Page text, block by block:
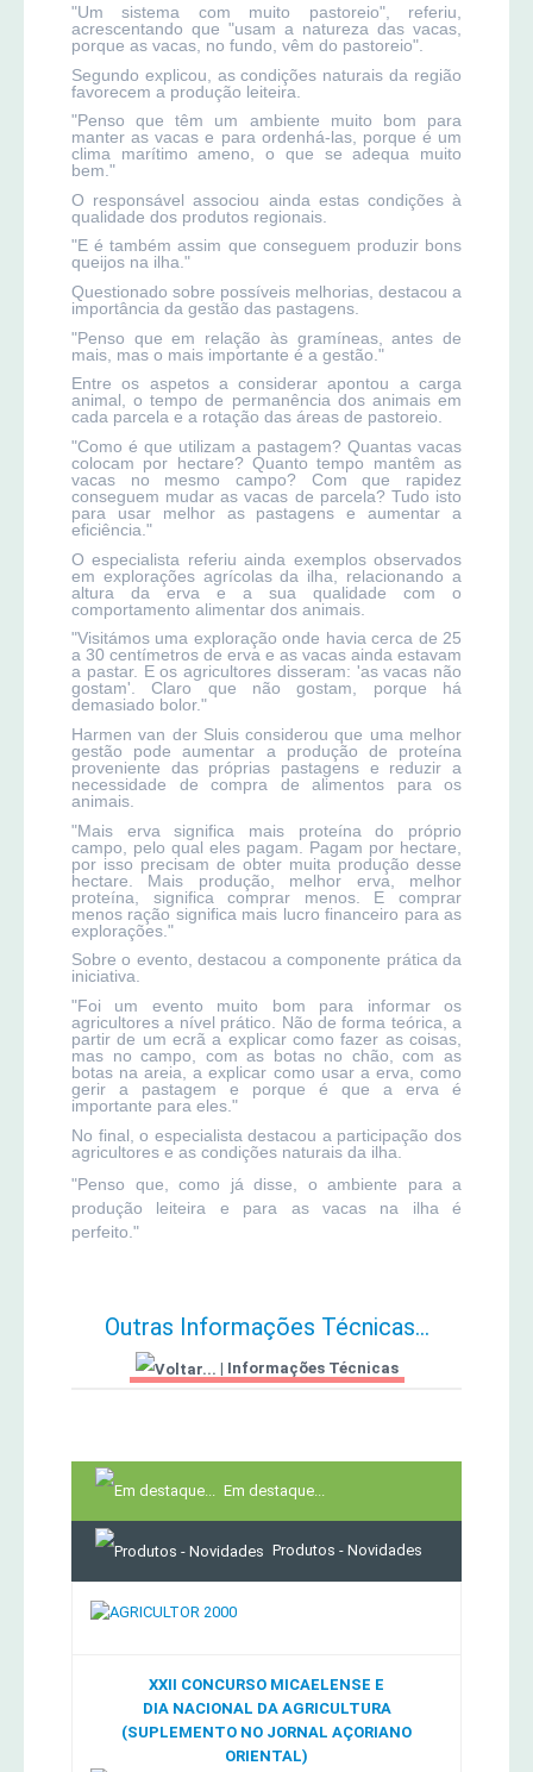
"Um sistema com muito pastoreio", referiu,
acrescentando que "usam a natureza das vacas,
porque as vacas, no fundo, vêm do pastoreio".
Segundo explicou, as condições naturais da região
favorecem a produção leiteira.
"Penso que têm um ambiente muito bom para
manter as vacas e para ordenhá-las, porque é um
clima marítimo ameno, o que se adequa muito
bem."
O responsável associou ainda estas condições à
qualidade dos produtos regionais.
"E é também assim que conseguem produzir bons
queijos na ilha."
Questionado sobre possíveis melhorias, destacou a
importância da gestão das pastagens.
"Penso que em relação às gramíneas, antes de
mais, mas o mais importante é a gestão."
Entre os aspetos a considerar apontou a carga
animal, o tempo de permanência dos animais em
cada parcela e a rotação das áreas de pastoreio.
"Como é que utilizam a pastagem? Quantas vacas
colocam por hectare? Quanto tempo mantêm as
vacas no mesmo campo? Com que rapidez
conseguem mudar as vacas de parcela? Tudo isto
para usar melhor as pastagens e aumentar a
eficiência."
O especialista referiu ainda exemplos observados
em explorações agrícolas da ilha, relacionando a
altura da erva e a sua qualidade com o
comportamento alimentar dos animais.
"Visitámos uma exploração onde havia cerca de 25
a 30 centímetros de erva e as vacas ainda estavam
a pastar. E os agricultores disseram: 'as vacas não
gostam'. Claro que não gostam, porque há
demasiado bolor."
Harmen van der Sluis considerou que uma melhor
gestão pode aumentar a produção de proteína
proveniente das próprias pastagens e reduzir a
necessidade de compra de alimentos para os
animais.
"Mais erva significa mais proteína do próprio
campo, pelo qual eles pagam. Pagam por hectare,
por isso precisam de obter muita produção desse
hectare. Mais produção, melhor erva, melhor
proteína, significa comprar menos. E comprar
menos ração significa mais lucro financeiro para as
explorações."
Sobre o evento, destacou a componente prática da
iniciativa.
"Foi um evento muito bom para informar os
agricultores a nível prático. Não de forma teórica, a
partir de um ecrã a explicar como fazer as coisas,
mas no campo, com as botas no chão, com as
botas na areia, a explicar como usar a erva, como
gerir a pastagem e porque é que a erva é
importante para eles."
No final, o especialista destacou a participação dos
agricultores e as condições naturais da ilha.
"Penso que, como já disse, o ambiente para a
produção leiteira e para as vacas na ilha é
perfeito."
Outras Informações Técnicas...
| Informações Técnicas
Em destaque...
Produtos - Novidades
XXII CONCURSO MICAELENSE E
DIA NACIONAL DA AGRICULTURA
(SUPLEMENTO NO JORNAL AÇORIANO
ORIENTAL)